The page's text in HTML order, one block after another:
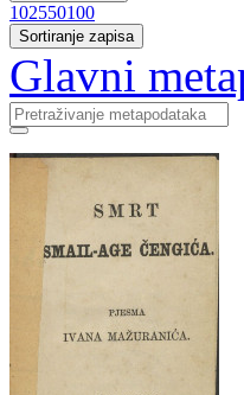
102550100
Sortiranje zapisa
Glavni